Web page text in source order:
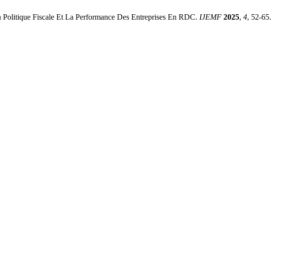
Fiscale Et La Performance Des Entreprises En RDC. IJEMF 2025, 4, 52-65.